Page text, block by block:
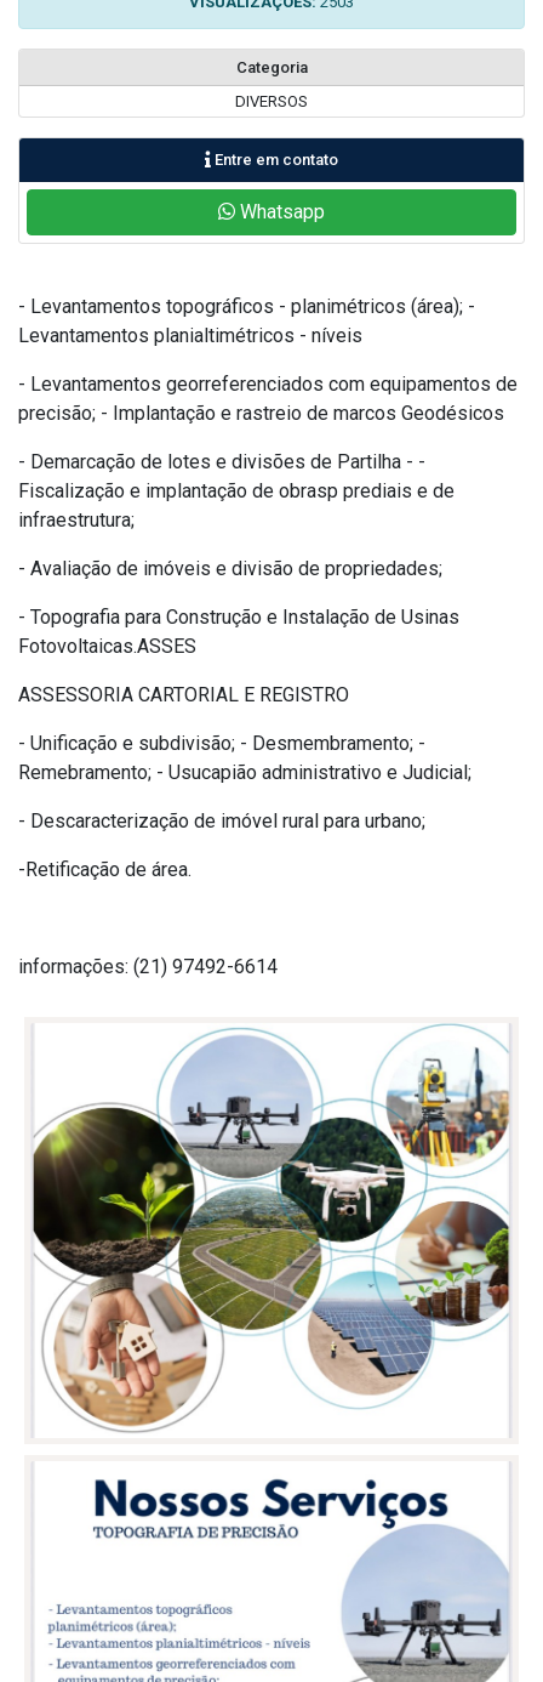
Categoria
DIVERSOS
Entre em contato
Whatsapp
- Levantamentos topográficos - planimétricos (área); -
Levantamentos planialtimétricos - níveis
- Levantamentos georreferenciados com equipamentos de
precisão; - Implantação e rastreio de marcos Geodésicos
- Demarcação de lotes e divisões de Partilha - -
Fiscalização e implantação de obrasp prediais e de
infraestrutura;
- Avaliação de imóveis e divisão de propriedades;
- Topografia para Construção e Instalação de Usinas
Fotovoltaicas.ASSES
ASSESSORIA CARTORIAL E REGISTRO
- Unificação e subdivisão; - Desmembramento; -
Remebramento; - Usucapião administrativo e Judicial;
- Descaracterização de imóvel rural para urbano;
-Retificação de área.
informações: (21) 97492-6614